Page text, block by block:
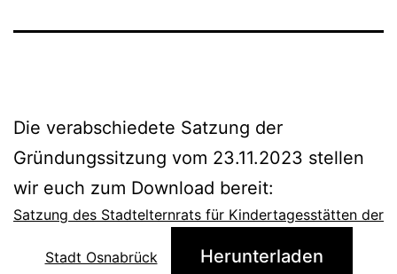
Die verabschiedete Satzung der
Gründungssitzung vom 23.11.2023 stellen
wir euch zum Download bereit:
Satzung des Stadtelternrats für Kindertagesstätten der
Stadt Osnabrück Herunterladen